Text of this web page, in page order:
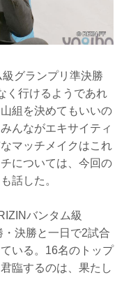
グランプリ準決勝
く行けるようであれ
組を決めてもいいの
んながエキサイティ
マッチメイクはこれ
については、今回の
話した。
バンタム級
決勝と一日で2試合
いる。16名のトップ
臨するのは、果たし